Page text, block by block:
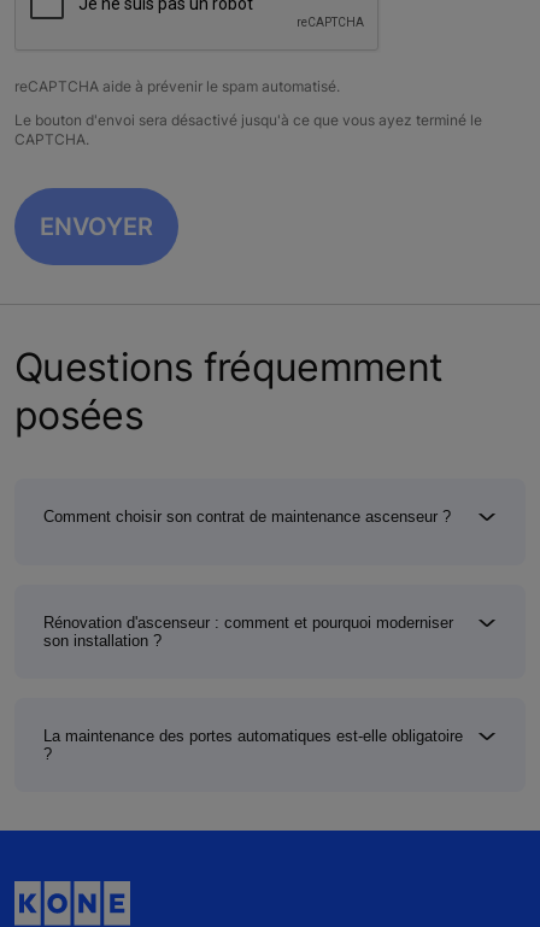
reCAPTCHA aide à prévenir le spam automatisé.
Le bouton d'envoi sera désactivé jusqu'à ce que vous ayez terminé le
CAPTCHA.
Questions fréquemment
posées
Comment choisir son contrat de maintenance ascenseur ?
Rénovation d'ascenseur : comment et pourquoi moderniser
son installation ?
La maintenance des portes automatiques est-elle obligatoire
?